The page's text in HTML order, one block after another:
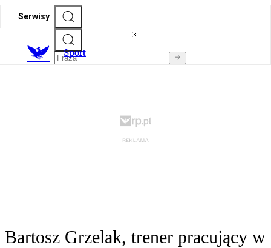
Serwisy
Sport
Bartosz Grzelak, trener pracujący w